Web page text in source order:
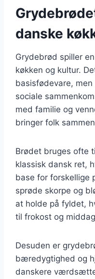
danske
Grydebrød spiller
køkken og kultur.
basisfødevare,
sociale
med familie og
bringer folk
Brødet bruges ofte
klassisk dansk ret,
base for forskellige
sprøde skorpe og
at holde på fyldet,
til frokost og
Desuden er
bæredygtighed og
danskere